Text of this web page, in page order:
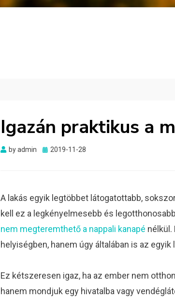
Igazán praktikus a
byadmin
Posted
2019-11-28
A lakás egyik legtöbbet látogatottabb,
kell ez a legkényelmesebb és
nem megteremthető a nappali kanapé nélkül.
helyiségben, hanem úgy általában is az
Ez kétszeresen igaz, ha az ember nem
hanem mondjuk egy hivatalba vagy